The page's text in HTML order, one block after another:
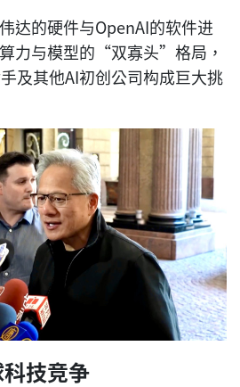
达的硬件与OpenAI的软件进
力与模型的“双寡头”格局，
及其他AI初创公司构成巨大挑
技竞争